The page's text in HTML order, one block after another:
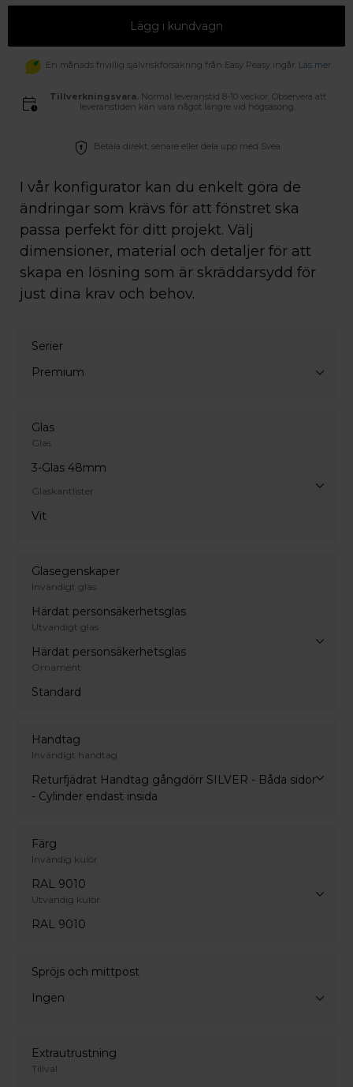
Lägg i kundvagn
En månads frivillig självriskförsäkring från Easy Peasy ingår. Läs mer
Tillverkningsvara. Normal leveranstid 8-10 veckor. Observera att
leveranstiden kan vara något längre vid högsäsong.
Betala direkt, senare eller dela upp med Svea.
I vår konfigurator kan du enkelt göra de
ändringar som krävs för att fönstret ska
passa perfekt för ditt projekt. Välj
dimensioner, material och detaljer för att
skapa en lösning som är skräddarsydd för
just dina krav och behov.
Serier
Premium
Glas
Glas
3-Glas 48mm
Glaskantlister
Vit
Glasegenskaper
Invändigt glas
Härdat personsäkerhetsglas
Utvändigt glas
Härdat personsäkerhetsglas
Ornament
Standard
Handtag
Invändigt handtag
Returfjädrat Handtag gångdörr SILVER - Båda sidor
- Cylinder endast insida
Färg
Invändig kulör
RAL 9010
Utvändig kulör
RAL 9010
Spröjs och mittpost
Ingen
Extrautrustning
Tillval